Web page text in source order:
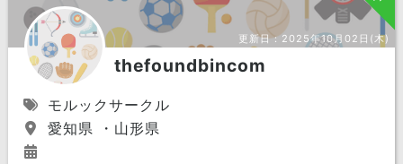
更新日： 2025年10月02日(木)
thefoundbincom
モルックサークル
愛知県 ・山形県